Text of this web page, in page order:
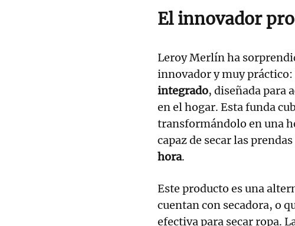
El innovador
Leroy Merlín ha
innovador y muy práctico:
integrado, diseñada para
en el hogar. Esta funda
transformándolo en una
capaz de secar las
hora.
Este producto es una
cuentan con secadora, o
efectiva para secar ropa.